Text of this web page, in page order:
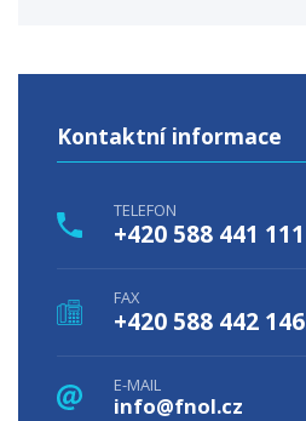
Kontaktní informace
TELEFON
+420 588 441 111
FAX
+420 588 442 146
E-MAIL
info@fnol.cz